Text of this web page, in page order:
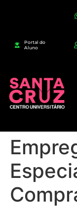
Portal do
Aluno